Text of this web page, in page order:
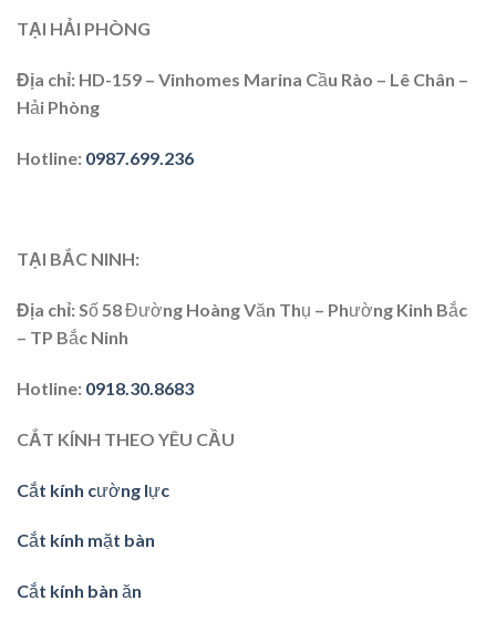
TẠI HẢI PHÒNG
Địa chỉ: HD-159 – Vinhomes Marina Cầu Rào – Lê Chân –
Hải Phòng
Hotline: 0987.699.236
TẠI BẮC NINH:
Địa chỉ: Số 58 Đường Hoàng Văn Thụ – Phường Kinh Bắc
– TP Bắc Ninh
Hotline: 0918.30.8683
CẮT KÍNH THEO YÊU CẦU
Cắt kính cường lực
Cắt kính mặt bàn
Cắt kính bàn ăn